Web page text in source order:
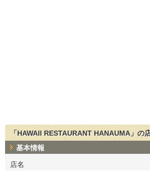
「HAWAII RESTAURANT HANAUMA」の
基本情報
店名